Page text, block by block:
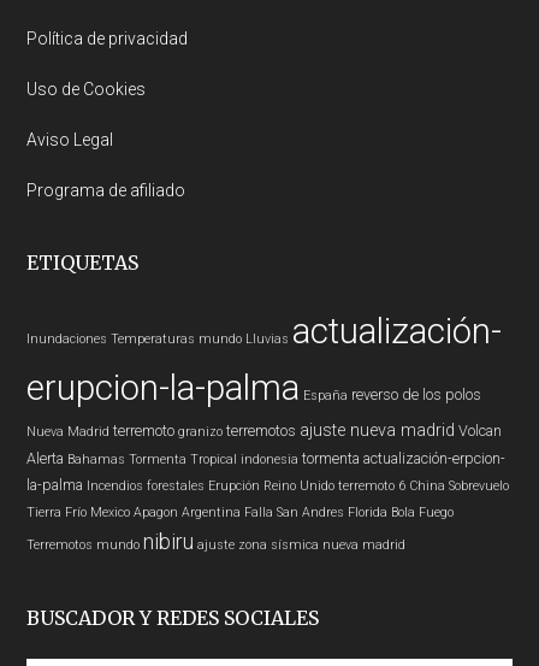
Política de privacidad
Uso de Cookies
Aviso Legal
Programa de afiliado
ETIQUETAS
Inundaciones Temperaturas mundo Lluvias actualización-
erupcion-la-palma España reverso de los polos
Nueva Madrid terremoto granizo terremotos ajuste nueva madrid Volcan
Alerta Bahamas Tormenta Tropical indonesia tormenta actualización-erpcion-
la-palma
Incendios forestales Erupción Reino Unido terremoto 6 China Sobrevuelo
Tierra Frío Mexico Apagon Argentina Falla San Andres Florida Bola Fuego
Terremotos mundo nibiru ajuste zona sísmica nueva madrid
BUSCADOR Y REDES SOCIALES